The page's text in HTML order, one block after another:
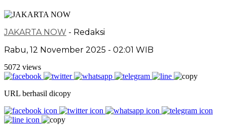
JAKARTA NOW - Redaksi
Rabu, 12 November 2025 - 02:01 WIB
5072 views
URL berhasil dicopy